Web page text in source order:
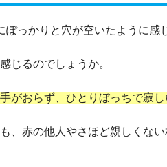
っかりと穴が空いたように感
じるのでしょうか。
がおらず、ひとりぼっちで寂
、赤の他人やさほど親しくな